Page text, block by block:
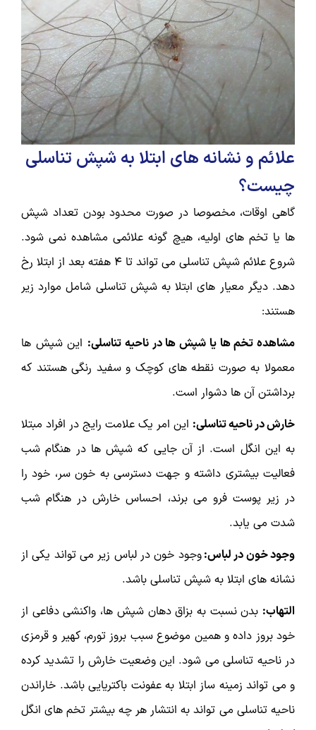
علائم و نشانه های ابتلا به شپش تناسلی
چیست؟
گاهی اوقات، مخصوصا در صورت محدود بودن تعداد شپش
ها یا تخم های اولیه، هیچ گونه علائمی مشاهده نمی شود.
شروع علائم شپش تناسلی می تواند تا 4 هفته بعد از ابتلا رخ
دهد. دیگر معیار های ابتلا به شپش تناسلی شامل موارد زیر
هستند:
مشاهده تخم ها یا شپش ها در ناحیه تناسلی: این شپش ها
معمولا به صورت نقطه های کوچک و سفید رنگی هستند که
برداشتن آن ها دشوار است.
خارش در ناحیه تناسلی: این امر یک علامت رایج در افراد مبتلا
به این انگل است. از آن جایی که شپش ها در هنگام شب
فعالیت بیشتری داشته و جهت دسترسی به خون سر، خود را
در زیر پوست فرو می برند، احساس خارش در هنگام شب
شدت می یابد.
وجود خون در لباس:وجود خون در لباس زیر می تواند یکی از
نشانه های ابتلا به شپش تناسلی باشد.
التهاب: بدن نسبت به بزاق دهان شپش ها، واکنشی دفاعی از
خود بروز داده و همین موضوع سبب بروز تورم، کهیر و قرمزی
در ناحیه تناسلی می شود. این وضعیت خارش را تشدید کرده
و می تواند زمینه ساز ابتلا به عفونت باکتریایی باشد. خاراندن
ناحیه تناسلی می تواند به انتشار هر چه بیشتر تخم های انگل